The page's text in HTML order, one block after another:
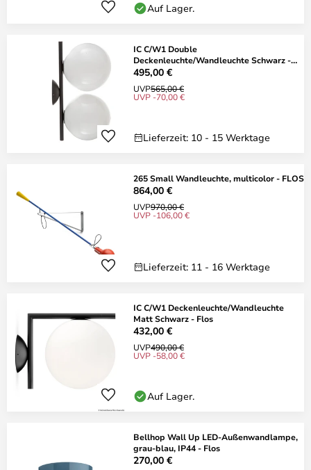
Auf Lager.
IC C/W1 Double
Deckenleuchte/Wandleuchte Schwarz -
Flos
495,00 €
UVP565,00 €
UVP -70,00 €
Lieferzeit: 10 - 15 Werktage
265 Small Wandleuchte, multicolor - FLOS
864,00 €
UVP970,00 €
UVP -106,00 €
Lieferzeit: 11 - 16 Werktage
IC C/W1 Deckenleuchte/Wandleuchte
Matt Schwarz - Flos
432,00 €
UVP490,00 €
UVP -58,00 €
Auf Lager.
Bellhop Wall Up LED-Außenwandlampe,
grau-blau, IP44 - Flos
270,00 €